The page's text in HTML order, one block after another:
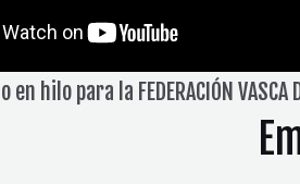
hilo para la FEDERACIÓN VASCA